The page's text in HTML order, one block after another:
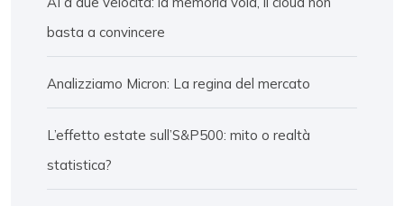
basta a convincere
Analizziamo Micron: La regina del mercato
L’effetto estate sull’S&P500: mito o realtà
statistica?